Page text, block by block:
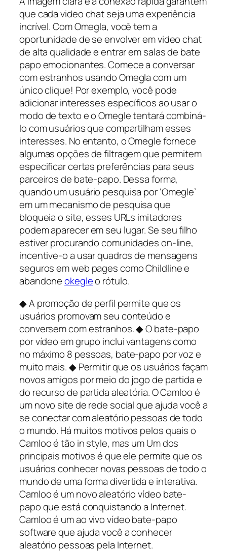
que cada video chat seja uma experiência
incrível. Com Omegla, você tem a
oportunidade de se envolver em video chat
de alta qualidade e entrar em salas de bate
papo emocionantes. Comece a conversar
com estranhos usando Omegla com um
único clique! Por exemplo, você pode
adicionar interesses específicos ao usar o
modo de texto e o Omegle tentará combiná-
lo com usuários que compartilham esses
interesses. No entanto, o Omegle fornece
algumas opções de filtragem que permitem
especificar certas preferências para seus
parceiros de bate-papo. Dessa forma,
quando um usuário pesquisa por ‘Omegle’
em um mecanismo de pesquisa que
bloqueia o site, esses URLs imitadores
podem aparecer em seu lugar. Se seu filho
estiver procurando comunidades on-line,
incentive-o a usar quadros de mensagens
seguros em web pages como Childline e
abandoneokegleo rótulo.
◆ A promoção de perfil permite que os
usuários promovam seu conteúdo e
conversem com estranhos. ◆ O bate-papo
por vídeo em grupo inclui vantagens como
no máximo 8 pessoas, bate-papo por voz e
muito mais. ◆ Permitir que os usuários façam
novos amigos por meio do jogo de partida e
do recurso de partida aleatória. O Camloo é
um novo site de rede social que ajuda você a
se conectar com aleatório pessoas de todo
o mundo. Há muitos motivos pelos quais o
Camloo é tão in style, mas um Um dos
principais motivos é que ele permite que os
usuários conhecer novas pessoas de todo o
mundo de uma forma divertida e interativa.
Camloo é um novo aleatório vídeo bate-
papo que está conquistando a Internet.
Camloo é um ao vivo vídeo bate-papo
software que ajuda você a conhecer
aleatório pessoas pela Internet.